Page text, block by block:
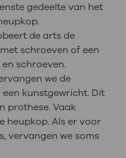
gedeelte van het
de arts de
schroeven of een
schroeven.
we de
kunstgewricht. Dit
prothese. Vaak
heupkop. Als er voor
vervangen we soms